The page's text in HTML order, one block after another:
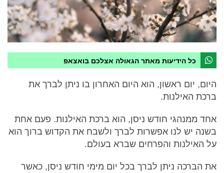
כל הידיעות מאתר הגאולה אצלכם בואצאפ
היום, יום ראשון, הוא היום האחרון בו ניתן לברך את
ברכת האילנות.
אחד ממנהגי חודש ניסן, הוא ברכת האילנות. פעם אחת
בשנה יש לנו אפשרות לברך ולשבח את הקדוש ברוך הוא
על האילנות והפרחים שברא בעולם.
את הברכה ניתן לברך בכל יום מימי חודש ניסן, כאשר